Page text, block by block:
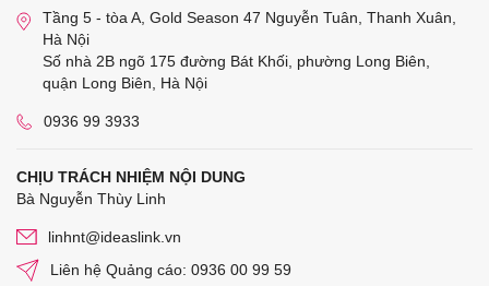
Tầng 5 - tòa A, Gold Season 47 Nguyễn Tuân, Thanh Xuân,
Hà Nội
Số nhà 2B ngõ 175 đường Bát Khối, phường Long Biên,
quận Long Biên, Hà Nội
0936 99 3933
CHỊU TRÁCH NHIỆM NỘI DUNG
Bà Nguyễn Thùy Linh
linhnt@ideaslink.vn
Liên hệ Quảng cáo: 0936 00 99 59